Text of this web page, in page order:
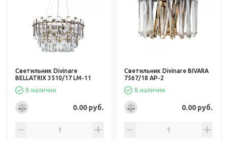
Светильник Divinare
BELLATRIX 3510/17 LM-11
В наличии
0.00 руб.
Светильник Divinare BIVARA
7567/18 AP-2
В наличии
0.00 руб.